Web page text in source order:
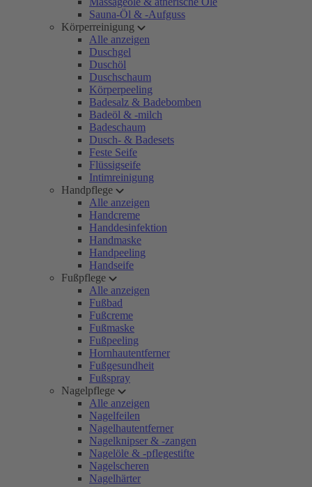
Sauna-Öl & -Aufguss
Körperreinigung
Alle anzeigen
Duschgel
Duschöl
Duschschaum
Körperpeeling
Badesalz & Badebomben
Badeöl & -milch
Badeschaum
Dusch- & Badesets
Feste Seife
Flüssigseife
Intimreinigung
Handpflege
Alle anzeigen
Handcreme
Handdesinfektion
Handmaske
Handpeeling
Handseife
Fußpflege
Alle anzeigen
Fußbad
Fußcreme
Fußmaske
Fußpeeling
Hornhautentferner
Fußgesundheit
Fußspray
Nagelpflege
Alle anzeigen
Nagelfeilen
Nagelhautentferner
Nagelknipser & -zangen
Nagelöle & -pflegestifte
Nagelscheren
Nagelhärter